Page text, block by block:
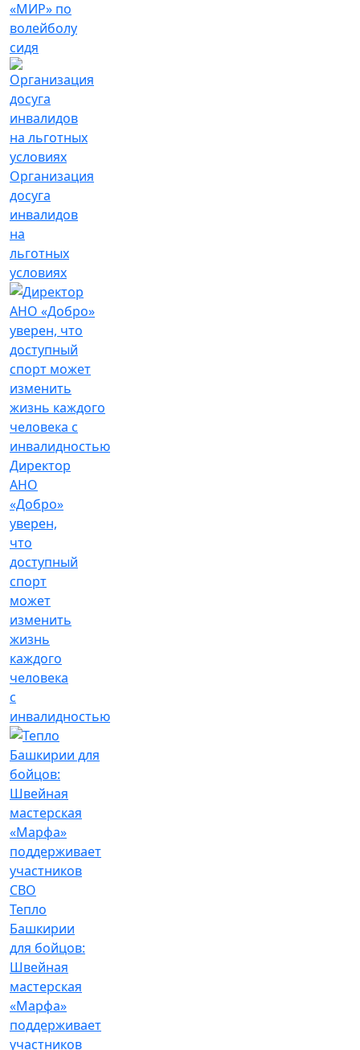
«МИР» по
волейболу
сидя
Организация
досуга
инвалидов
на
льготных
условиях
Директор
АНО
«Добро»
уверен,
что
доступный
спорт
может
изменить
жизнь
каждого
человека
с
инвалидностью
Тепло
Башкирии
для бойцов:
Швейная
мастерская
«Марфа»
поддерживает
участников